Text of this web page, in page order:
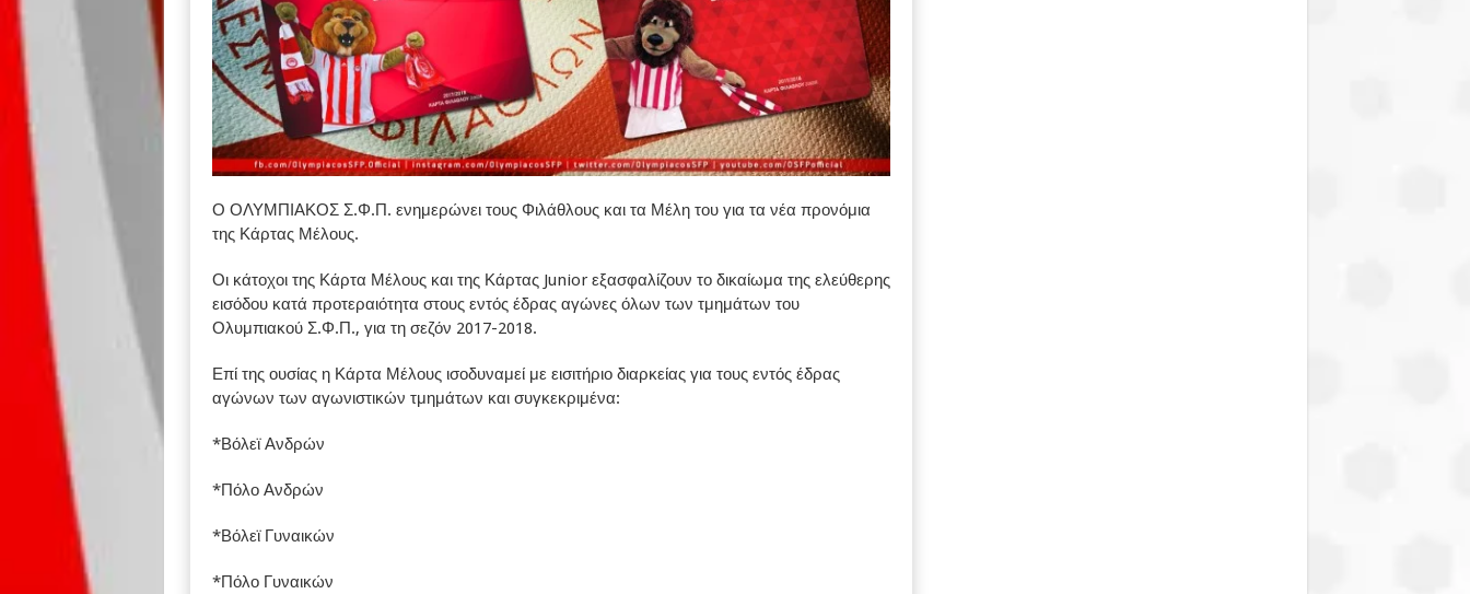
Ο ΟΛΥΜΠΙΑΚΟΣ Σ.Φ.Π. ενημερώνει τους Φιλάθλους και τα Μέλη του για τα νέα προνόμια
της Κάρτας Μέλους.
Οι κάτοχοι της Κάρτα Μέλους και της Κάρτας Junior εξασφαλίζουν το δικαίωμα της ελεύθερης
εισόδου κατά προτεραιότητα στους εντός έδρας αγώνες όλων των τμημάτων του
Ολυμπιακού Σ.Φ.Π., για τη σεζόν 2017-2018.
Επί της ουσίας η Κάρτα Μέλους ισοδυναμεί με εισιτήριο διαρκείας για τους εντός έδρας
αγώνων των αγωνιστικών τμημάτων και συγκεκριμένα:
*Βόλεϊ Ανδρών
*Πόλο Ανδρών
*Βόλεϊ Γυναικών
*Πόλο Γυναικών